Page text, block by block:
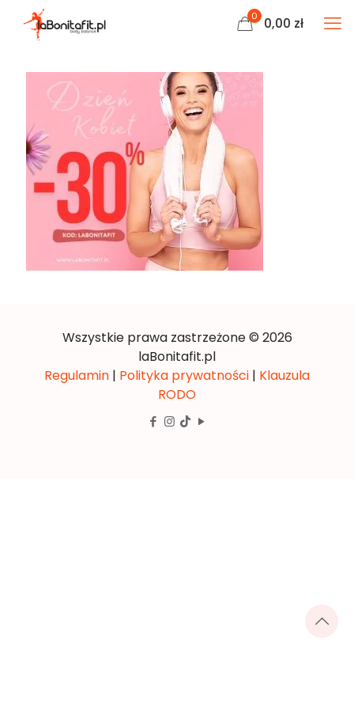
0 0,00 zł
Wszystkie prawa zastrzeżone © 2026
laBonitafit.pl
Regulamin | Polityka prywatności | Klauzula
RODO